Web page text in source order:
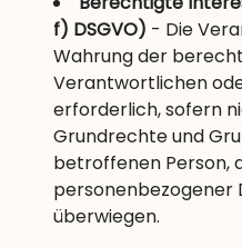
f) DSGVO) - Die
Wahrung der
Verantwortlichen
erforderlich, sofern
Grundrechte und
betroffenen Person,
personenbezogener
überwiegen.